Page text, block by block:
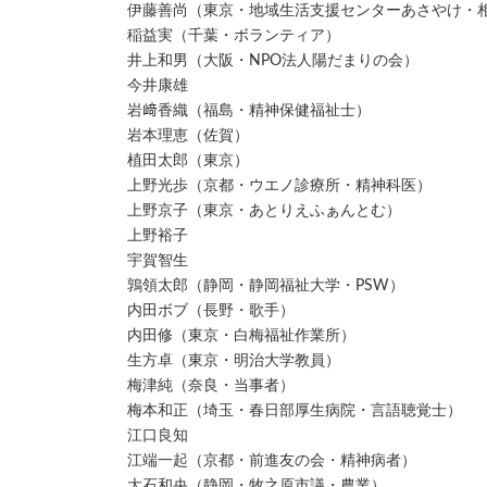
伊藤善尚（東京・地域生活支援センターあさやけ・
稲益実（千葉・ボランティア）
井上和男（大阪・NPO法人陽だまりの会）
今井康雄
岩﨑香織（福島・精神保健福祉士）
岩本理恵（佐賀）
植田太郎（東京）
上野光歩（京都・ウエノ診療所・精神科医）
上野京子（東京・あとりえふぁんとむ）
上野裕子
宇賀智生
鶉領太郎（静岡・静岡福祉大学・PSW）
内田ボブ（長野・歌手）
内田修（東京・白梅福祉作業所）
生方卓（東京・明治大学教員）
梅津純（奈良・当事者）
梅本和正（埼玉・春日部厚生病院・言語聴覚士）
江口良知
江端一起（京都・前進友の会・精神病者）